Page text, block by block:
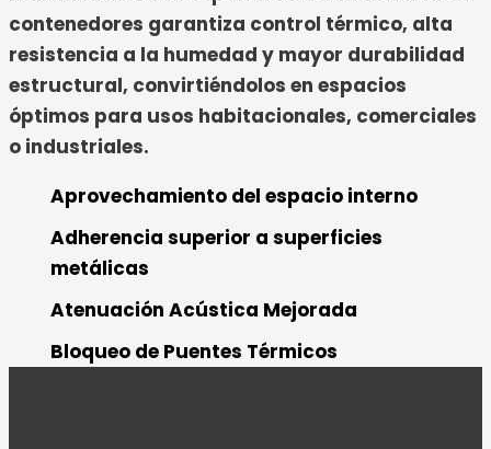
contenedores garantiza control térmico, alta
resistencia a la humedad y mayor durabilidad
estructural, convirtiéndolos en espacios
óptimos para usos habitacionales, comerciales
o industriales.
Aprovechamiento del espacio interno
Adherencia superior a superficies
metálicas
Atenuación Acústica Mejorada
Bloqueo de Puentes Térmicos